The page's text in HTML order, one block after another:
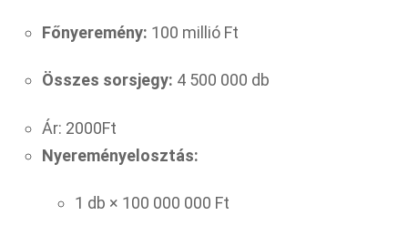
Főnyeremény: 100 millió Ft
Összes sorsjegy: 4 500 000 db
Ár: 2000Ft
Nyereményelosztás:
1 db × 100 000 000 Ft